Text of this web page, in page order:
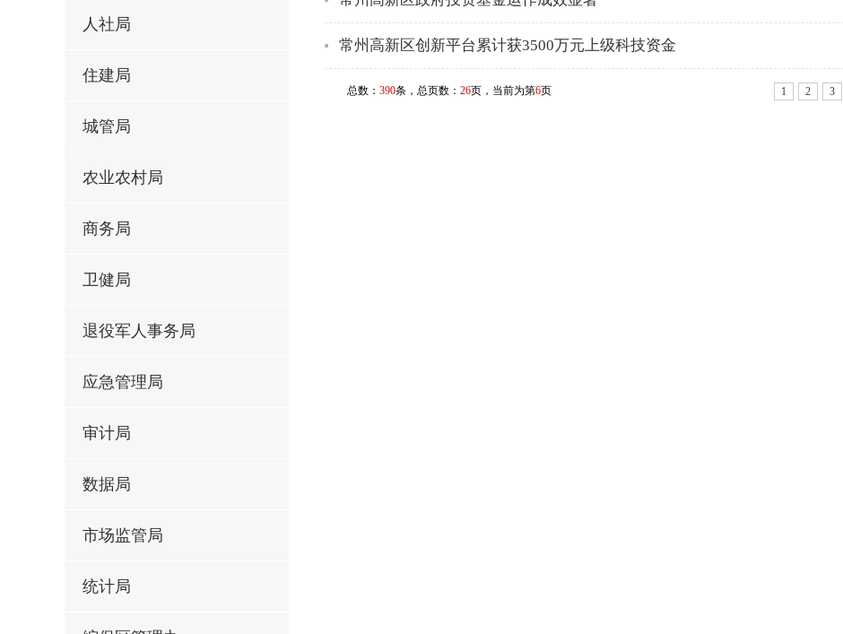
人社局
住建局
城管局
农业农村局
商务局
卫健局
退役军人事务局
应急管理局
审计局
数据局
市场监管局
统计局
常州高新区创新平台累计获3500万元上级科技资金
总数： 390条，总页数： 26页，当前为第6页 1 2 3